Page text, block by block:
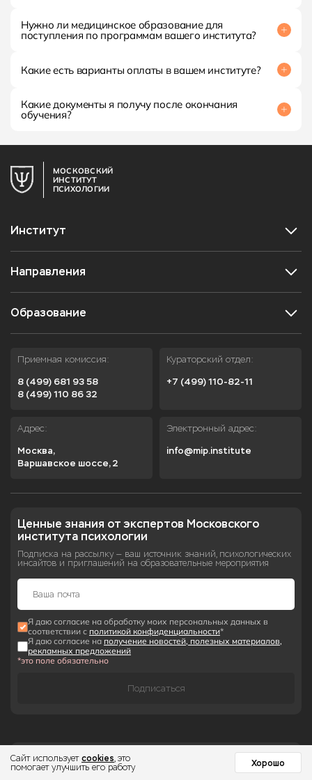
Сайт использует cookies , это
помогает улучшить его работу
Хорошо
которых достаточно для старта карьеры и частной
практики.
Нужно ли медицинское образование для
поступления по программам вашего института?
требования к конкретной программе.
Какие есть варианты оплаты в вашем институте?
уточняйте у менеджера приёмной комиссии.
Какие документы я получу после окончания
обучения?
сертификат для портфолио.
МОСКОВСКИЙ
ИНСТИТУТ
ПСИХОЛОГИИ
Институт
Направления
Образование
Приемная комиссия:
8 (499) 681 93 58
8 (499) 110 86 32
Кураторский отдел:
+7 (499) 110-82-11
Адрес:
Москва,
Варшавское шоссе, 2
Электронный адрес:
info@mip.institute
Ценные знания от экспертов Московского
института психологии
Подписка на рассылку — ваш источник знаний, психологических
инсайтов и приглашений на образовательные мероприятия
Я даю согласие на обработку моих персональных данных в
соответствии с политикой конфиденциальности*
Я даю согласие на получение новостей, полезных материалов,
рекламных предложений
*это поле обязательно
Подписаться
Государственная лицензия